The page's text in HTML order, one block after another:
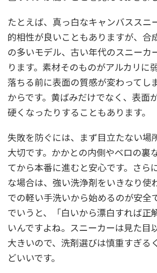
たとえば、真っ白なキャンバススニ
的相性が良いこともありますが、合
の多いモデル、古い年代のスニーカ
ります。素材そのものがアルカリに
落ちる前に表面の質感が変わってし
からです。黄ばみだけでなく、表面
硬くなったりすることもあります。
失敗を防ぐには、まず目立たない場
大切です。かかとの内側やベロの裏
てから本番に進むと安心です。さら
な場合は、強い洗浄剤をいきなり使
での軽い手洗いから始めるのが安全
でいうと、「白いから漂白すれば正
いんですよね。スニーカーは見た目
大きいので、洗剤選びは慎重すぎる
どいいです。